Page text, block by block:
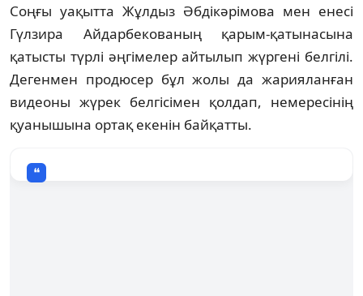
Соңғы уақытта Жұлдыз Әбдікәрімова мен енесі
Гүлзира Айдарбекованың қарым-қатынасына
қатысты түрлі әңгімелер айтылып жүргені белгілі.
Дегенмен продюсер бұл жолы да жарияланған
видеоны жүрек белгісімен қолдап, немересінің
қуанышына ортақ екенін байқатты.